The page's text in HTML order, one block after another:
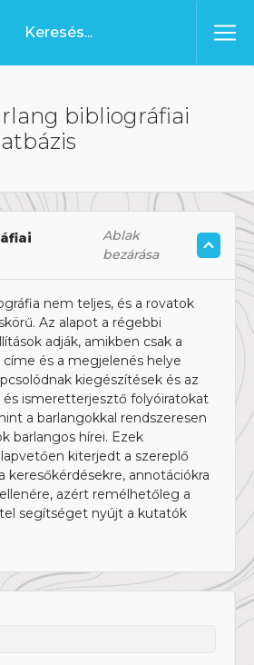
bibliográfiai
Ablak
bezárása
nem teljes, és a rovatok
Az alapot a régebbi
adják, amikben csak a
címe és a megjelenés helye
kiegészítések és az
és ismeretterjesztő folyóiratokat
a barlangokkal rendszeresen
barlangos hírei. Ezek
kiterjedt a szereplő
keresőkérdésekre, annotációkra
azért remélhetőleg a
segítséget nyújt a kutatók